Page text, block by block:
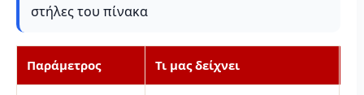
στήλες του πίνακα
Παράμετρος Τι μας δείχνει